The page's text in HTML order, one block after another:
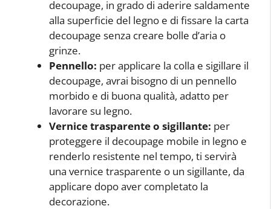
decoupage, in grado di aderire saldamente
alla superficie del legno e di fissare la carta
decoupage senza creare bolle d’aria o
grinze.
Pennello: per applicare la colla e sigillare il
decoupage, avrai bisogno di un pennello
morbido e di buona qualità, adatto per
lavorare su legno.
Vernice trasparente o sigillante: per
proteggere il decoupage mobile in legno e
renderlo resistente nel tempo, ti servirà
una vernice trasparente o un sigillante, da
applicare dopo aver completato la
decorazione.